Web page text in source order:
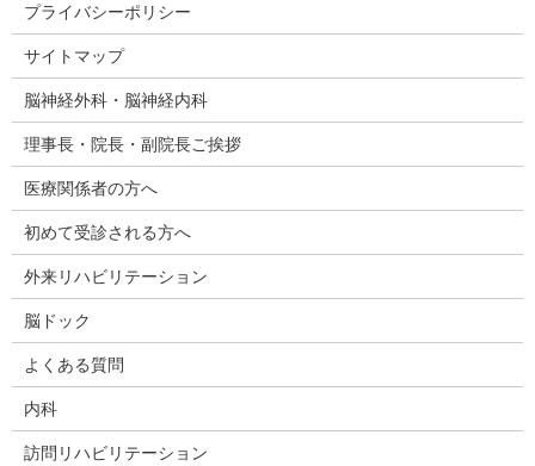
プライバシーポリシー
サイトマップ
脳神経外科・脳神経内科
理事長・院長・副院長ご挨拶
医療関係者の方へ
初めて受診される方へ
外来リハビリテーション
脳ドック
よくある質問
内科
訪問リハビリテーション